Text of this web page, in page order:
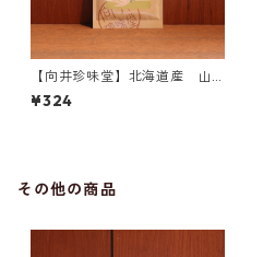
【向井珍味堂】北海道産 山
わさび
¥324
その他の商品